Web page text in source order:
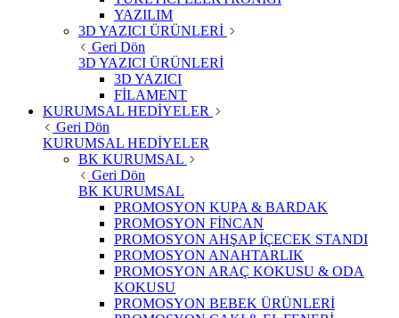
YAZILIM
3D YAZICI ÜRÜNLERİ
Geri Dön
3D YAZICI ÜRÜNLERİ
3D YAZICI
FİLAMENT
KURUMSAL HEDİYELER
Geri Dön
KURUMSAL HEDİYELER
BK KURUMSAL
Geri Dön
BK KURUMSAL
PROMOSYON KUPA & BARDAK
PROMOSYON FİNCAN
PROMOSYON AHŞAP İÇECEK STANDI
PROMOSYON ANAHTARLIK
PROMOSYON ARAÇ KOKUSU & ODA
KOKUSU
PROMOSYON BEBEK ÜRÜNLERİ